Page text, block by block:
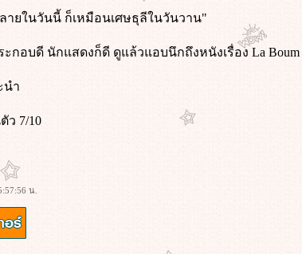
ยในวันนี้ ก็เหมือนเศษธุลีในวันวาน"
กอบดี นักแสดงก็ดี ดูแล้วแอบนึกถึงหนังเรื่อง La
นำ
ว 7/10
น.